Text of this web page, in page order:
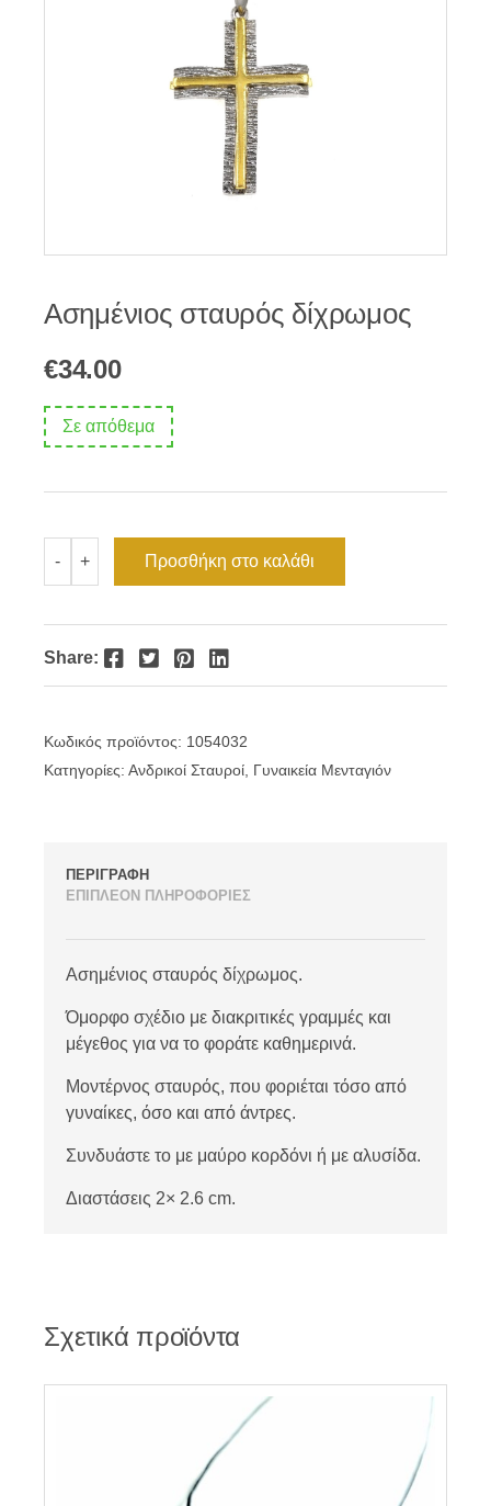
Ασημένιος σταυρός δίχρωμος
€34.00
Σε απόθεμα
-
σταυρός
δίχρωμος
+ Προσθήκη στο καλάθι
Share: Facebook Twitter Pinterest LinkedIn
Κωδικός προϊόντος: 1054032
Κατηγορίες: Ανδρικοί Σταυροί Γυναικεία Μενταγιόν
ΠΕΡΙΓΡΑΦΗ
ΕΠΙΠΛΕΟΝ ΠΛΗΡΟΦΟΡΙΕΣ
Ασημένιος σταυρός δίχρωμος.
Όμορφο σχέδιο με διακριτικές γραμμές και
μέγεθος για να το φοράτε καθημερινά.
Μοντέρνος σταυρός, που φοριέται τόσο από
γυναίκες, όσο και από άντρες.
Συνδυάστε το με μαύρο κορδόνι ή με αλυσίδα.
Διαστάσεις 2× 2.6 cm.
Σχετικά προϊόντα